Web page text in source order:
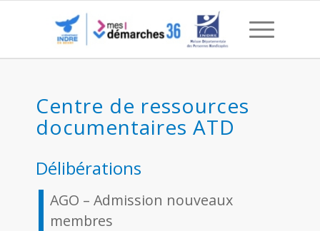
AGO – Admission
Centre de ressources
documentaires ATD
Délibérations
AGO – Admission nouveaux
membres